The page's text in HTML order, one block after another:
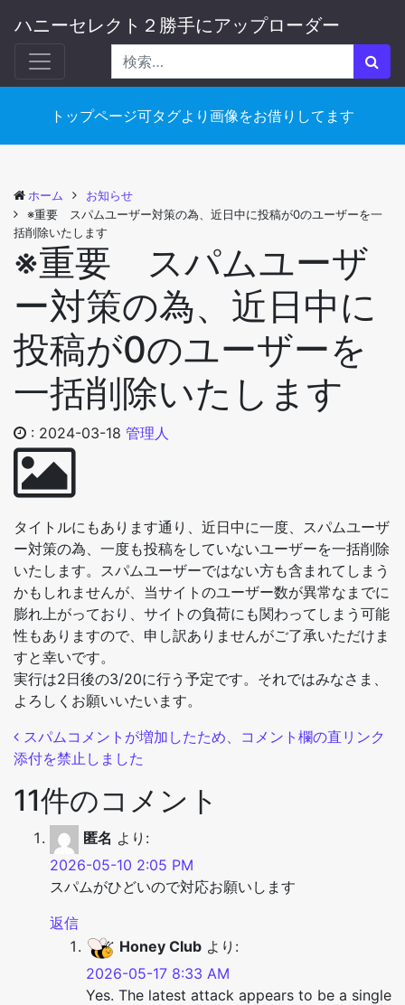
ハニーセレクト２勝手にアップローダー
トップページ可タグより画像をお借りしてます
ホーム
お知らせ
※重要 スパムユーザー対策の為、近日中に投稿が0のユーザーを一
括削除いたします
※重要 スパムユーザ
ー対策の為、近日中に
投稿が0のユーザーを
一括削除いたします
: 2024-03-18 管理人
タイトルにもあります通り、近日中に一度、スパムユーザ
ー対策の為、一度も投稿をしていないユーザーを一括削除
いたします。スパムユーザーではない方も含まれてしまう
かもしれませんが、当サイトのユーザー数が異常なまでに
膨れ上がっており、サイトの負荷にも関わってしまう可能
性もありますので、申し訳ありませんがご了承いただけま
すと幸いです。
実行は2日後の3/20に行う予定です。それではみなさま、
よろしくお願いいたいます。
投稿ナビゲーション
スパムコメントが増加したため、コメント欄の直リンク
添付を禁止しました
11件のコメント
匿名 より:
2026-05-10 2:05 PM
スパムがひどいので対応お願いします
返信
Honey Club より:
2026-05-17 8:33 AM
Yes. The latest attack appears to be a single